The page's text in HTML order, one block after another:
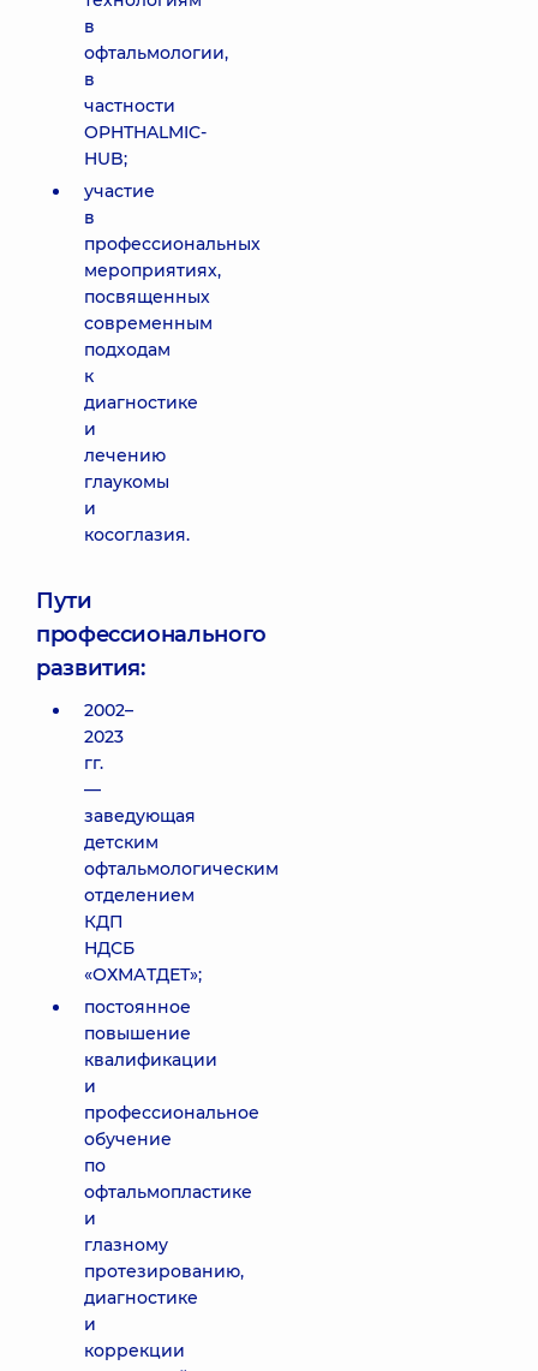
в
офтальмологии,
в
частности
OPHTHALMIC-
HUB;
участие
в
профессиональных
мероприятиях,
посвященных
современным
подходам
к
диагностике
и
лечению
глаукомы
и
косоглазия.
Пути
профессионального
развития:
2002–
2023
гг.
—
заведующая
детским
офтальмологическим
отделением
КДП
НДСБ
«ОХМАТДЕТ»;
постоянное
повышение
квалификации
и
профессиональное
обучение
по
офтальмопластике
и
глазному
протезированию,
диагностике
и
коррекции